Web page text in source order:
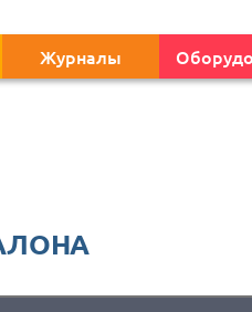
Журналы